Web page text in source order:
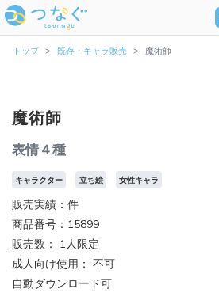
トップ 既存・キャラ販売 魔術師
魔術師
表情４種
キャラクター 立ち絵 女性キャラ
販売実績：件
商品番号：15899
販売数： 1人限定
成人向け使用： 不可
自動ダウンロード可